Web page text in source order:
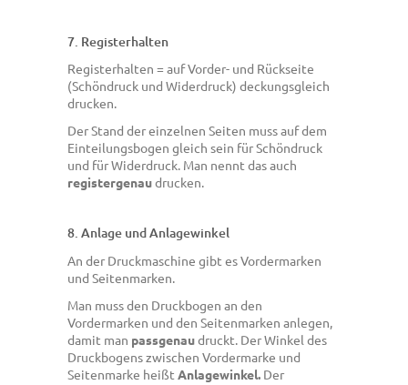
7. Registerhalten
Registerhalten = auf Vorder- und Rückseite
(Schöndruck und Widerdruck) deckungsgleich
drucken.
Der Stand der einzelnen Seiten muss auf dem
Einteilungsbogen gleich sein für Schöndruck
und für Widerdruck. Man nennt das auch
registergenaudrucken.
8. Anlage und Anlagewinkel
An der Druckmaschine gibt es Vordermarken
und Seitenmarken.
Man muss den Druckbogen an den
Vordermarken und den Seitenmarken anlegen,
damit man passgenaudruckt. Der Winkel des
Druckbogens zwischen Vordermarke und
Seitenmarke heißt Anlagewinkel. Der